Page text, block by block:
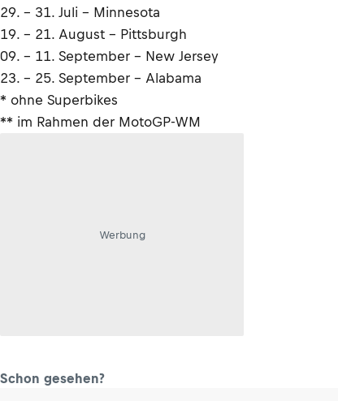
29. - 31. Juli – Minnesota
19. - 21. August – Pittsburgh
09. - 11. September – New Jersey
23. - 25. September – Alabama
* ohne Superbikes
** im Rahmen der MotoGP-WM
Werbung
Schon gesehen?